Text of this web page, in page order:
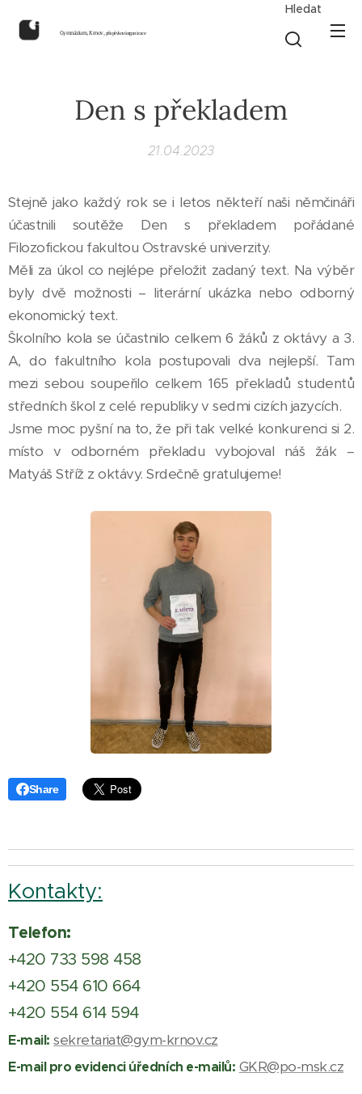
Gymnázium, Krnov,příspěvková organizace
Hledat
Den s překladem
21.04.2023
Stejně jako každý rok se i letos někteří naši němčináři
účastnili soutěže Den s překladem pořádané
Filozofickou fakultou Ostravské univerzity.
Měli za úkol co nejlépe přeložit zadaný text. Na výběr
byly dvě možnosti – literární ukázka nebo odborný
ekonomický text.
Školního kola se účastnilo celkem 6 žáků z oktávy a 3.
A, do fakultního kola postupovali dva nejlepší. Tam
mezi sebou soupeřilo celkem 165 překladů studentů
středních škol z celé republiky v sedmi cizích jazycích.
Jsme moc pyšní na to, že při tak velké konkurenci si 2.
místo v odborném překladu vybojoval náš žák –
Matyáš Stříž z oktávy. Srdečně gratulujeme!
Share
Kontakty:
Telefon:
+420 733 598 458
+420 554 610 664
+420 554 614 594
E-mail: sekretariat@gym-krnov.cz
E-mail pro evidenci úředních e-mailů: GKR@po-msk.cz